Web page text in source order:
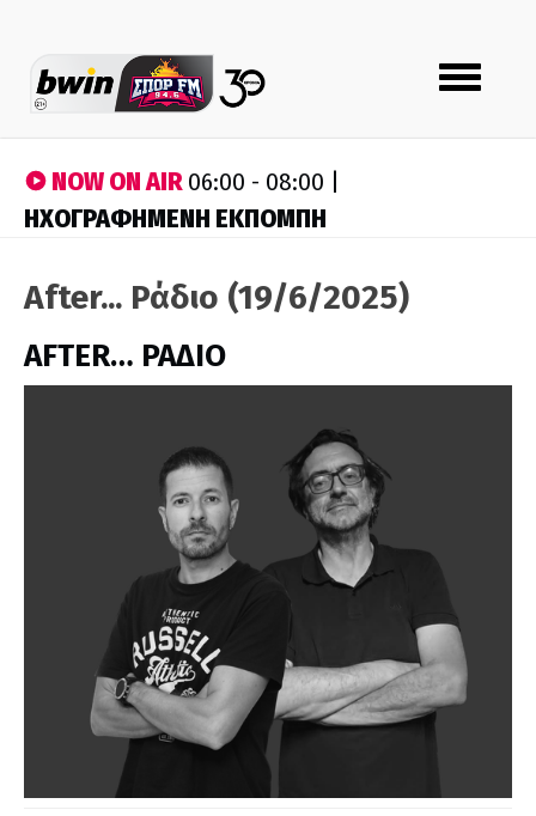
Toggle
navigation
NOW ON AIR06:00 - 08:00 |
ΗΧΟΓΡΑΦΗΜΕΝΗ ΕΚΠΟΜΠΗ
After... Ράδιο (19/6/2025)
AFTER… ΡΑΔΙΟ